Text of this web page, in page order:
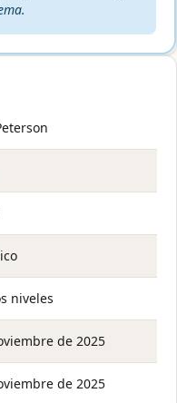
niveles
de 2025
de 2025